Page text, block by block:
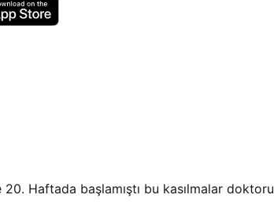
Haftada başlamıştı bu kasılmalar